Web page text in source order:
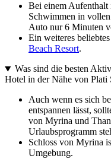
Bei einem Aufenthalt
Schwimmen in
Auto nur 6 Minuten
Ein weiteres
Beach Resort.
Was sind die besten
Hotel in der Nähe von Plati
Auch wenn es sich
entspannen lässt,
von Myrina und
Urlaubsprogramm
Schloss von Myrina
Umgebung.